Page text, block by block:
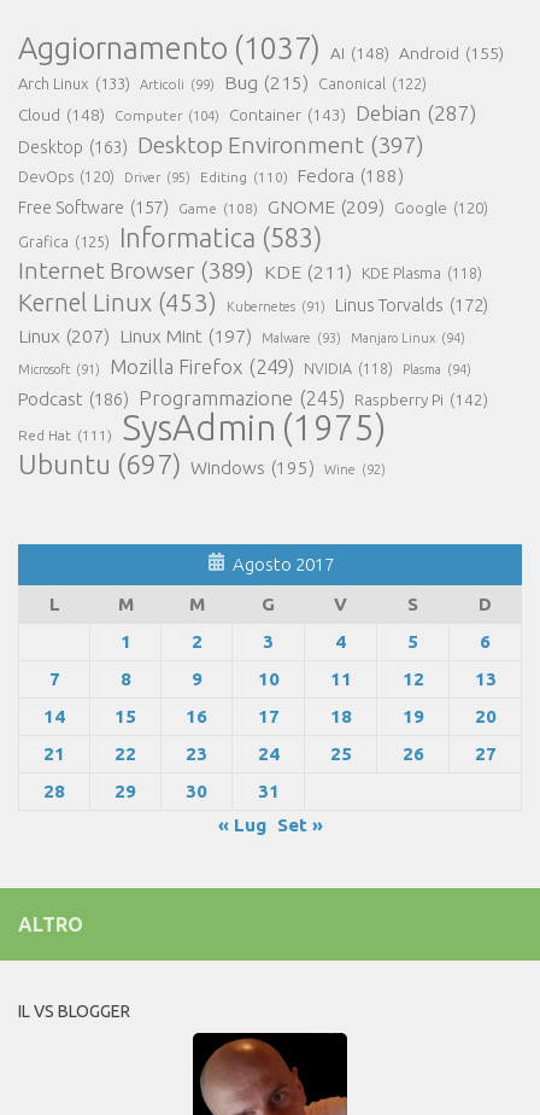
Aggiornamento (1037) AI (148) Android (155)
Arch Linux (133) Articoli (99) Bug (215) Canonical (122)
Cloud (148) Computer (104) Container (143) Debian (287)
Desktop (163) Desktop Environment (397)
DevOps (120) Driver (95) Editing (110) Fedora (188)
Free Software (157) Game (108) GNOME (209) Google (120)
Grafica (125) Informatica (583)
Internet Browser (389) KDE (211) KDE Plasma (118)
Kernel Linux (453) Kubernetes (91) Linus Torvalds (172)
Linux (207) Linux Mint (197) Malware (93) Manjaro Linux (94)
Microsoft (91) Mozilla Firefox (249) NVIDIA (118) Plasma (94)
Podcast (186) Programmazione (245) Raspberry Pi (142)
Red Hat (111) SysAdmin (1975)
Ubuntu (697) Windows (195) Wine (92)
Agosto 2017
L
M M G V S
D
1
2 3 4 5
6
7
8 9 10 11 12
13
14
15 16 17 18 19
20
21
22 23 24 25 26
27
28
29 30
31
« Lug
Set »
ALTRO
IL VS BLOGGER